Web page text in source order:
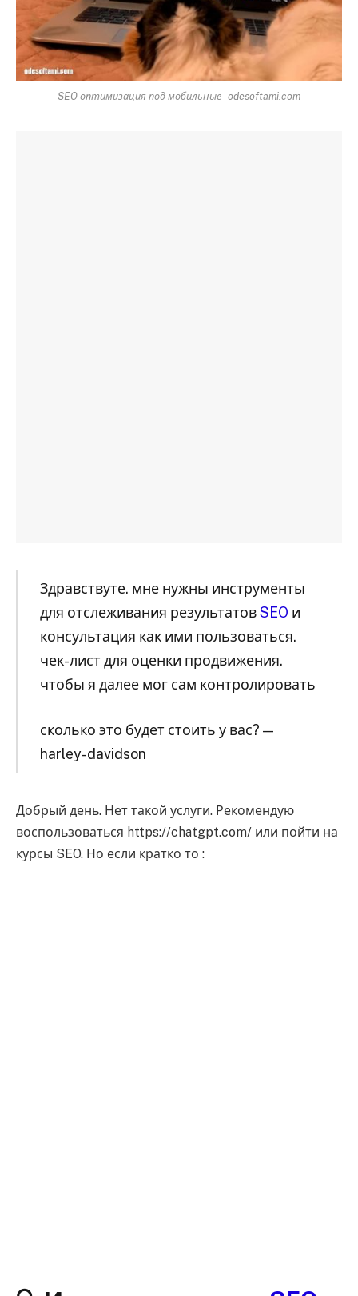
SEO оптимизация под мобильные - odesoftami.com
Здравствуте. мне нужны инструменты
для отслеживания результатовSEO и
консультация как ими пользоваться.
чек-лист для оценки продвижения.
чтобы я далее мог сам контролировать
сколько это будет стоить у вас? —
harley-davidson
Добрый день. Нет такой услуги. Рекомендую
воспользоваться https://chatgpt.com/ или пойти на
курсы SEO. Но если кратко то :